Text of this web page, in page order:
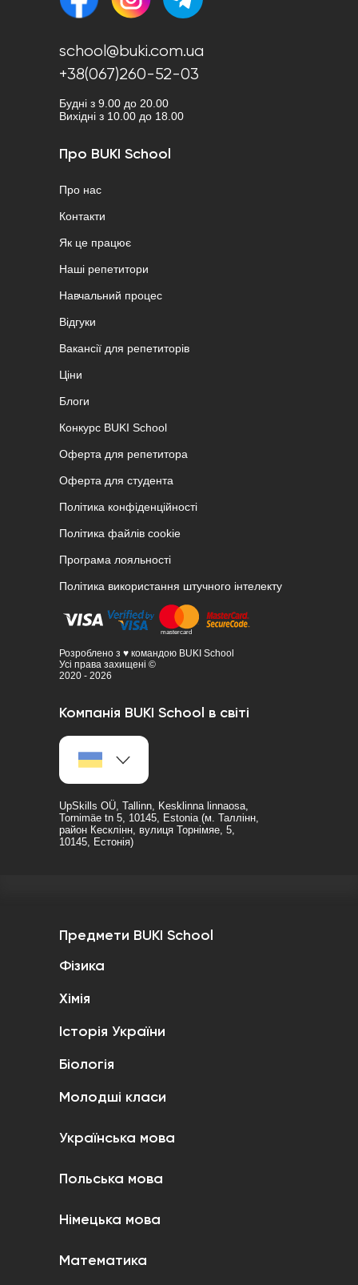
school@buki.com.ua
+38(067)260-52-03
Будні з 9.00 до 20.00
Вихідні з 10.00 до 18.00
Про BUKI School
Про нас
Контакти
Як це працює
Наші репетитори
Навчальний процес
Відгуки
Вакансії для репетиторів
Ціни
Блоги
Конкурс BUKI School
Оферта для репетитора
Оферта для студента
Політика конфіденційності
Політика файлів cookie
Програма лояльності
Політика використання штучного інтелекту
Розроблено з ♥ командою BUKI School
Усі права захищені ©
2020 - 2026
Компанія BUKI School в світі
UpSkills OÜ, Tallinn, Kesklinna linnaosa,
Tornimäe tn 5, 10145, Estonia (м. Таллінн,
район Кесклінн, вулиця Торнімяе, 5,
10145, Естонія)
Предмети BUKI School
Фізика
Хімія
Історія України
Біологія
Молодші класи
Українська мова
Польська мова
Німецька мова
Математика